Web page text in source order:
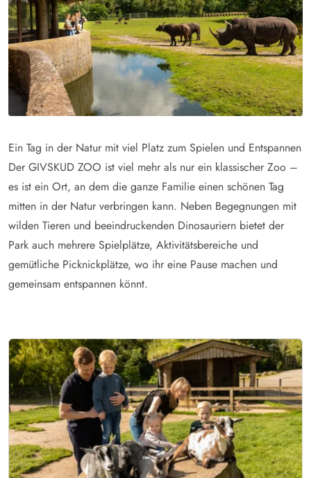
Ein Tag in der Natur mit viel Platz zum Spielen und Entspannen
Der GIVSKUD ZOO ist viel mehr als nur ein klassischer Zoo –
es ist ein Ort, an dem die ganze Familie einen schönen Tag
mitten in der Natur verbringen kann. Neben Begegnungen mit
wilden Tieren und beeindruckenden Dinosauriern bietet der
Park auch mehrere Spielplätze, Aktivitätsbereiche und
gemütliche Picknickplätze, wo ihr eine Pause machen und
gemeinsam entspannen könnt.